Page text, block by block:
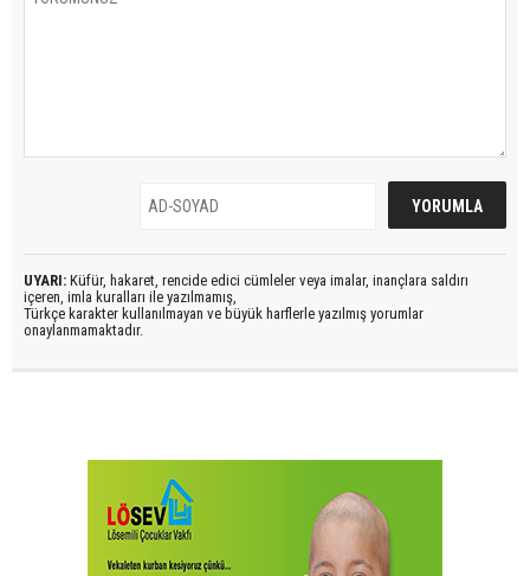
UYARI: Küfür, hakaret, rencide edici cümleler veya imalar, inançlara saldırı
içeren, imla kuralları ile yazılmamış,
Türkçe karakter kullanılmayan ve büyük harflerle yazılmış yorumlar
onaylanmamaktadır.